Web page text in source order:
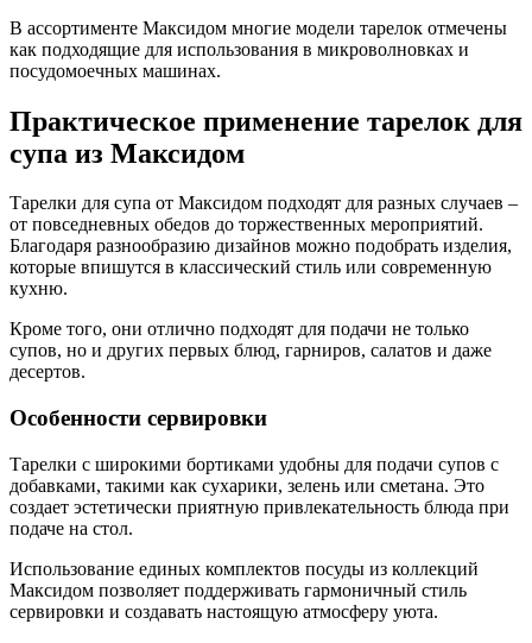
В ассортименте Максидом многие модели тарелок отмечены
как подходящие для использования в микроволновках и
посудомоечных машинах.
Практическое применение тарелок для
супа из Максидом
Тарелки для супа от Максидом подходят для разных случаев –
от повседневных обедов до торжественных мероприятий.
Благодаря разнообразию дизайнов можно подобрать изделия,
которые впишутся в классический стиль или современную
кухню.
Кроме того, они отлично подходят для подачи не только
супов, но и других первых блюд, гарниров, салатов и даже
десертов.
Особенности сервировки
Тарелки с широкими бортиками удобны для подачи супов с
добавками, такими как сухарики, зелень или сметана. Это
создает эстетически приятную привлекательность блюда при
подаче на стол.
Использование единых комплектов посуды из коллекций
Максидом позволяет поддерживать гармоничный стиль
сервировки и создавать настоящую атмосферу уюта.